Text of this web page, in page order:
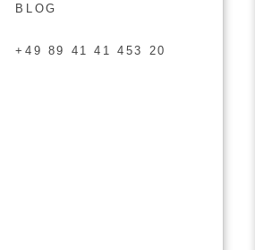
BLOG
+49 89 41 41 453 20